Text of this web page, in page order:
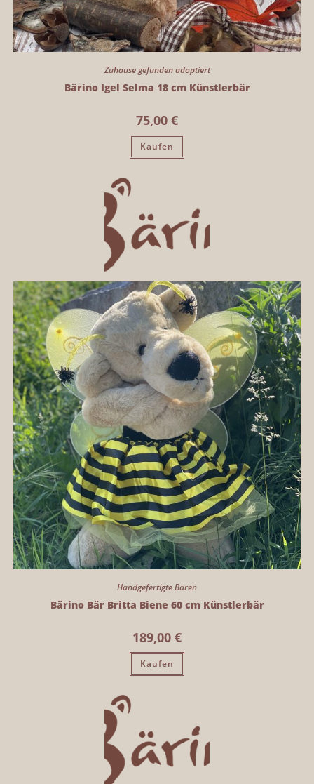
Zuhause gefunden adoptiert
Bärino Igel Selma 18 cm Künstlerbär
75,00 €
Kaufen
Handgefertigte Bären
Bärino Bär Britta Biene 60 cm Künstlerbär
189,00 €
Kaufen